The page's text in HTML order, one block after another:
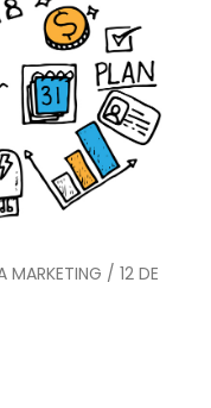
MARKETING / 12 DE